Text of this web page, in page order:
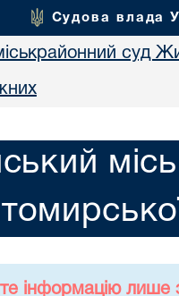
Судова влада
суд
інформацію лише